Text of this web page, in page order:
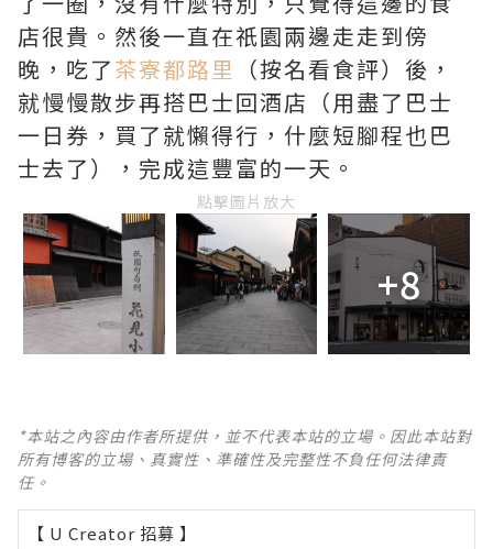
店很貴。然後一直在祇園兩邊走走到傍
晚，吃了茶寮都路里
（按名看食評）後，
就慢慢散步再搭巴士回酒店（用盡了巴士
一日券，買了就懶得行，什麼短腳程也巴
士去了），完成這豐富的一天。
點擊圖片放大
+8
*本站之內容由作者所提供，並不代表本站的立場。因此本站對
所有博客的立場、真實性、準確性及完整性不負任何法律責
任。
【 U Creator 招募 】